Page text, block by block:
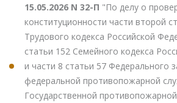
15.05.2026 N 32-П "По делу о
конституционности части второй
Трудового кодекса Российской
статьи 152 Семейного кодекса
и части 8 статьи 57 Федерального
федеральной противопожарной
Государственной